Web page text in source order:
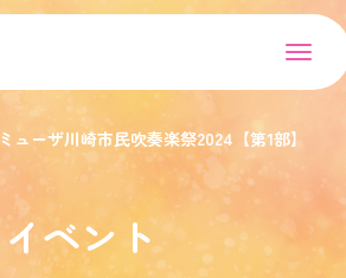
ミューザ川崎市民吹奏楽祭2024【第1部】
イベント